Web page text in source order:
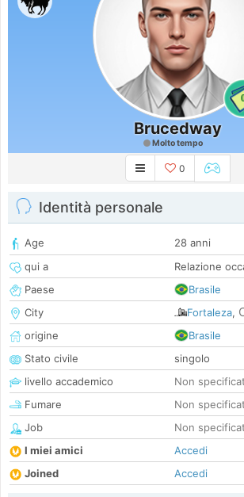
Brucedway
Molto tempo
0
Identità personale
Age
28 anni
qui a
Relazione
Paese
Brasile
City
Fortaleza,
origine
Brasile
Stato civile
singolo
livello accademico
Non
Fumare
Non
Job
Non
I miei amici
Accedi
Joined
Accedi